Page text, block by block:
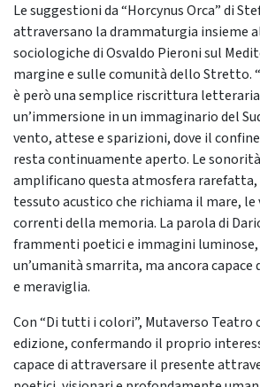
Le suggestioni da “Horcynus Orca” di
attraversano la drammaturgia insieme
sociologiche di Osvaldo Pieroni sul
margine e sulle comunità dello Stretto.
è però una semplice riscrittura
un’immersione in un immaginario del
vento, attese e sparizioni, dove il
resta continuamente aperto. Le
amplificano questa atmosfera rarefatta,
tessuto acustico che richiama il mare,
correnti della memoria. La parola di
frammenti poetici e immagini
un’umanità smarrita, ma ancora capace
e meraviglia.
Con “Di tutti i colori”, Mutaverso Teatro
edizione, confermando il proprio
capace di attraversare il presente